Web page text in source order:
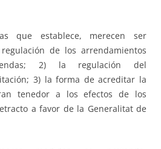
que establece, merecen ser
de los arrendamientos
2) la regulación del
3) la forma de acreditar la
tenedor a los efectos de los
a favor de la Generalitat de